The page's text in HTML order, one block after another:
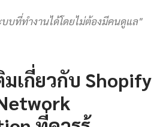
บที่ทำงานได้โดยไม่ต้องมีคนดูแล"
เกี่ยวกับ Shopify